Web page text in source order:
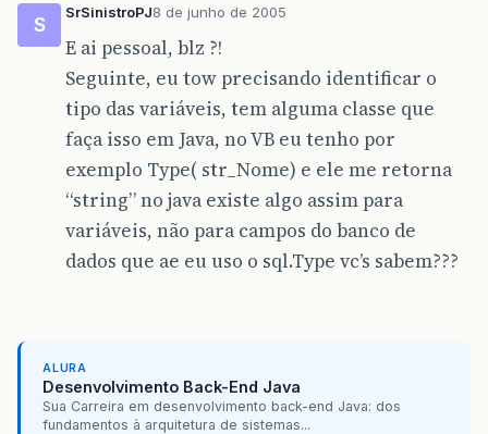
S
SrSinistroPJ8 de junho de 2005
E ai pessoal, blz ?!
Seguinte, eu tow precisando identificar o
tipo das variáveis, tem alguma classe que
faça isso em Java, no VB eu tenho por
exemplo Type( str_Nome) e ele me retorna
“string” no java existe algo assim para
variáveis, não para campos do banco de
dados que ae eu uso o sql.Type vc’s sabem???
ALURA
Desenvolvimento Back-End Java
Sua Carreira em desenvolvimento back-end Java: dos
fundamentos à arquitetura de sistemas...